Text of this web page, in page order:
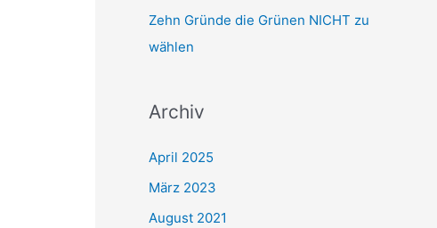
Zehn Gründe die Grünen NICHT zu
wählen
Archiv
April 2025
März 2023
August 2021